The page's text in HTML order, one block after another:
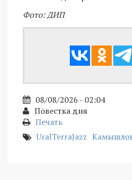
Фото: ДИП
08/08/2026 - 02:04
Повестка дня
Печать
UralTerraJazz